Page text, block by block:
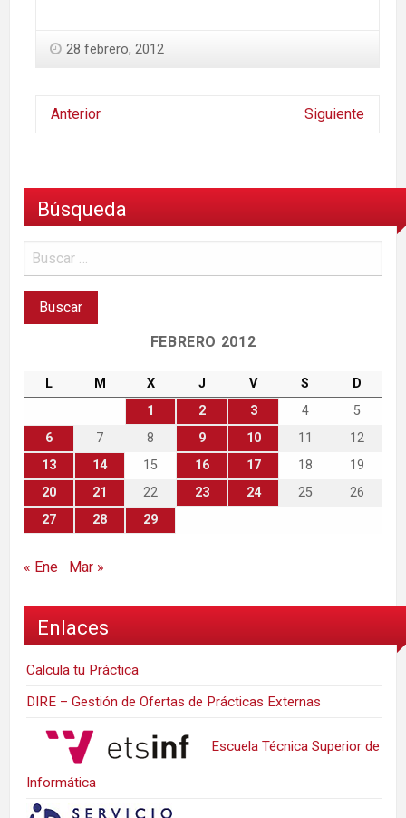
28 febrero, 2012
Anterior Siguiente
Búsqueda
FEBRERO 2012
L M X J V S
D
1
2 3 4
5
6
7 8 9 10 11
12
13
14 15 16 17 18
19
20
21 22 23 24 25
26
27
28 29
« Ene Mar »
Enlaces
Calcula tu Práctica
DIRE – Gestión de Ofertas de Prácticas Externas
Escuela Técnica Superior de
Informática